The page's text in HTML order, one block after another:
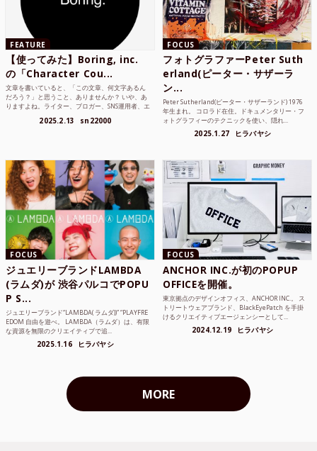
FEATURE
【使ってみた】Boring, inc.
の「Character Cou...
文章を書いていると、「この文章、何文字あるん
だろう？」と思うこと、ありませんか？ いや、あ
りますよね。ライター、ブロガー、SNS運用者、エ
2025.2.13 sn22000
FOCUS
フォトグラファーPeter Suth
erland(ピーター・サザーラ
ン...
Peter Sutherland(ピーター・サザーランド) 1976
年生まれ。 コロラド在住。ドキュメンタリー・フ
ォトグラフィーのテクニックを使い、隠れ...
2025.1.27 ヒラバヤシ
FOCUS
ジュエリーブランドLAMBDA
(ラムダ)が 渋谷パルコでPOPU
P S...
ジュエリーブランド“LAMBDA( ラムダ))” “PLAYFRE
EDOM 自由を遊べ。 LAMBDA（ラムダ）は、有限
な資源を無限のクリエイティブで追...
2025.1.16 ヒラバヤシ
FOCUS
ANCHOR INC.が初のPOPUP
OFFICEを開催。
東京拠点のデザインオフィス、ANCHOR INC.。 ス
トリートウェアブランド、BlackEyePatch を手掛
けるクリエイティブエージェンシーとして...
2024.12.19 ヒラバヤシ
MORE